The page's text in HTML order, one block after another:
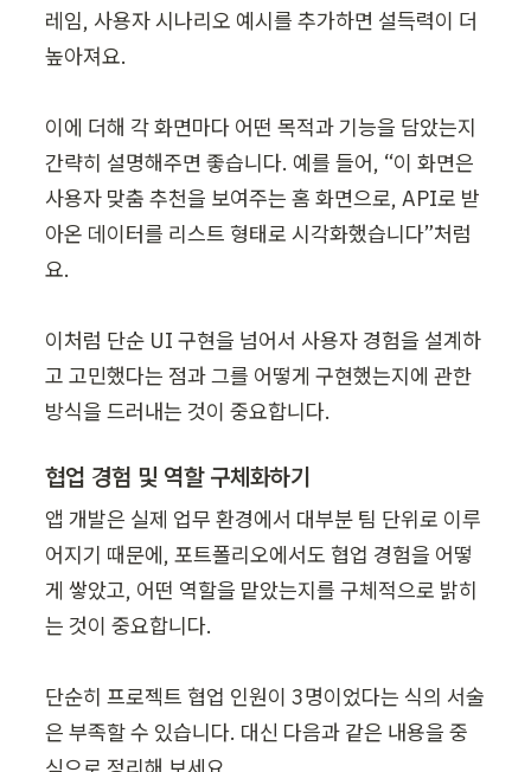
레임, 사용자 시나리오 예시를 추가하면 설득력이 더
높아져요.
이에 더해 각 화면마다 어떤 목적과 기능을 담았는지
간략히 설명해주면 좋습니다. 예를 들어, “이 화면은
사용자 맞춤 추천을 보여주는 홈 화면으로, API로 받
아온 데이터를 리스트 형태로 시각화했습니다”처럼
요.
이처럼 단순 UI 구현을 넘어서 사용자 경험을 설계하
고 고민했다는 점과 그를 어떻게 구현했는지에 관한
방식을 드러내는 것이 중요합니다.
협업 경험 및 역할 구체화하기
앱 개발은 실제 업무 환경에서 대부분 팀 단위로 이루
어지기 때문에, 포트폴리오에서도 협업 경험을 어떻
게 쌓았고, 어떤 역할을 맡았는지를 구체적으로 밝히
는 것이 중요합니다.
단순히 프로젝트 협업 인원이 3명이었다는 식의 서술
은 부족할 수 있습니다. 대신 다음과 같은 내용을 중